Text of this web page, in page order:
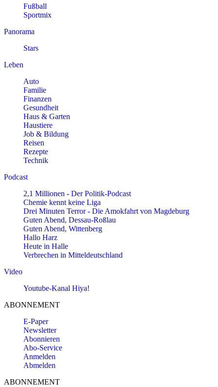
Fußball
Sportmix
Panorama
Stars
Leben
Auto
Familie
Finanzen
Gesundheit
Haus & Garten
Haustiere
Job & Bildung
Reisen
Rezepte
Technik
Podcast
2,1 Millionen - Der Politik-Podcast
Chemie kennt keine Liga
Drei Minuten Terror - Die Amokfahrt von Magdeburg
Guten Abend, Dessau-Roßlau
Guten Abend, Wittenberg
Hallo Harz
Heute in Halle
Verbrechen in Mitteldeutschland
Video
Youtube-Kanal Hiya!
ABONNEMENT
E-Paper
Newsletter
Abonnieren
Abo-Service
Anmelden
Abmelden
ABONNEMENT